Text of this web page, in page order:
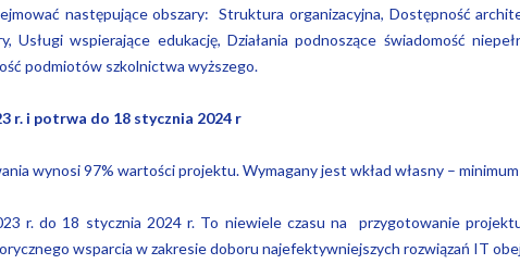
następujące obszary: Struktura organizacyjna, Dostępność
Usługi wspierające edukację, Działania podnoszące świadomość
podmiotów szkolnictwa wyższego.
r. i potrwa do 18 stycznia 2024 r
wynosi 97% wartości projektu. Wymagany jest wkład własny –
r. do 18 stycznia 2024 r. To niewiele czasu na przygotowanie
wsparcia w zakresie doboru najefektywniejszych rozwiązań IT